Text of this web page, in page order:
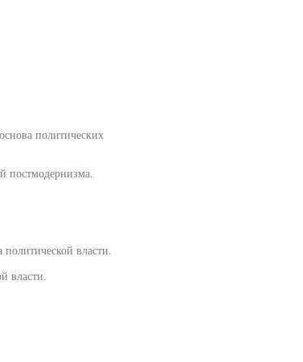
политических
постмодернизма.
власти.
власти.